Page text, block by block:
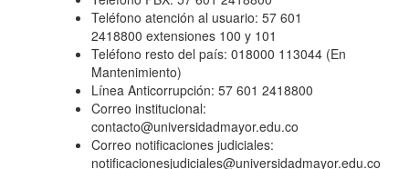
Teléfono atención al usuario: 57 601
2418800 extensiones 100 y 101
Teléfono resto del país: 018000 113044 (En
Mantenimiento)
Línea Anticorrupción: 57 601 2418800
Correo institucional:
contacto@universidadmayor.edu.co
Correo notificaciones judiciales:
notificacionesjudiciales@universidadmayor.edu.co